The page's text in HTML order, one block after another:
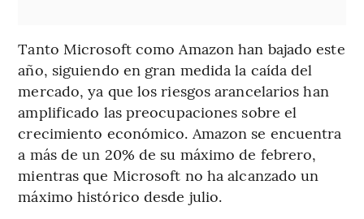
Tanto Microsoft como Amazon han bajado este
año, siguiendo en gran medida la caída del
mercado, ya que los riesgos arancelarios han
amplificado las preocupaciones sobre el
crecimiento económico. Amazon se encuentra
a más de un 20% de su máximo de febrero,
mientras que Microsoft no ha alcanzado un
máximo histórico desde julio.